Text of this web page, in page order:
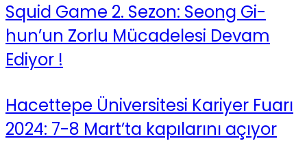
Squid Game 2. Sezon: Seong Gi-
hun’un Zorlu Mücadelesi Devam
Ediyor !
Hacettepe Üniversitesi Kariyer Fuarı
2024: 7-8 Mart’ta kapılarını açıyor